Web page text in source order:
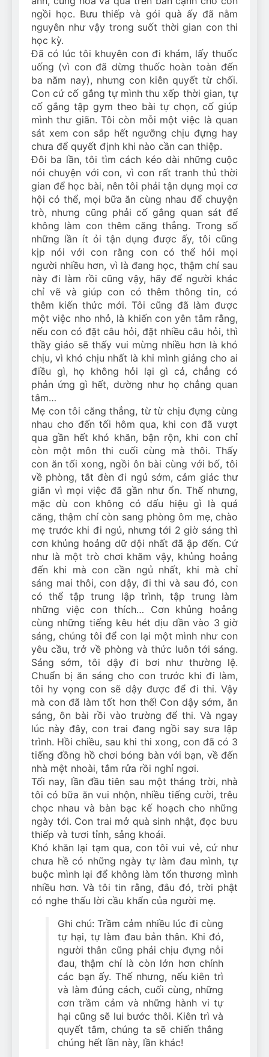
ngồi học. Bưu thiếp và gói quà ấy đã nằm
nguyên như vậy trong suốt thời gian con thi
học kỳ.
Đã có lúc tôi khuyên con đi khám, lấy thuốc
uống (vì con đã dừng thuốc hoàn toàn đến
ba năm nay), nhưng con kiên quyết từ chối.
Con cứ cố gắng tự mình thu xếp thời gian, tự
cố gắng tập gym theo bài tự chọn, cố giúp
mình thư giãn. Tôi còn mỗi một việc là quan
sát xem con sắp hết ngưỡng chịu đựng hay
chưa để quyết định khi nào cần can thiệp.
Đôi ba lần, tôi tìm cách kéo dài những cuộc
nói chuyện với con, vì con rất tranh thủ thời
gian để học bài, nên tôi phải tận dụng mọi cơ
hội có thể, mọi bữa ăn cùng nhau để chuyện
trò, nhưng cũng phải cố gắng quan sát để
không làm con thêm căng thẳng. Trong số
những lần ít ỏi tận dụng được ấy, tôi cũng
kịp nói với con rằng con có thể hỏi mọi
người nhiều hơn, vì là đang học, thậm chí sau
này đi làm rồi cũng vậy, hãy để người khác
chỉ vẽ và giúp con có thêm thông tin, có
thêm kiến thức mới. Tôi cũng đã làm được
một việc nho nhỏ, là khiến con yên tâm rằng,
nếu con có đặt câu hỏi, đặt nhiều câu hỏi, thì
thầy giáo sẽ thấy vui mừng nhiều hơn là khó
chịu, vì khó chịu nhất là khi mình giảng cho ai
điều gì, họ không hỏi lại gì cả, chẳng có
phản ứng gì hết, dường như họ chẳng quan
tâm…
Mẹ con tôi căng thẳng, từ từ chịu đựng cùng
nhau cho đến tối hôm qua, khi con đã vượt
qua gần hết khó khăn, bận rộn, khi con chỉ
còn một môn thi cuối cùng mà thôi. Thấy
con ăn tối xong, ngồi ôn bài cùng với bố, tôi
về phòng, tắt đèn đi ngủ sớm, cảm giác thư
giãn vì mọi việc đã gần như ổn. Thế nhưng,
mặc dù con không có dấu hiệu gì là quá
căng, thậm chí còn sang phòng ôm mẹ, chào
mẹ trước khi đi ngủ, nhưng tới 2 giờ sáng thì
cơn khủng hoảng dữ dội nhất đã ập đến. Cứ
như là một trò chơi khăm vậy, khủng hoảng
đến khi mà con cần ngủ nhất, khi mà chỉ
sáng mai thôi, con dậy, đi thi và sau đó, con
có thể tập trung lập trình, tập trung làm
những việc con thích… Cơn khủng hoảng
cùng những tiếng kêu hét dịu dần vào 3 giờ
sáng, chúng tôi để con lại một mình như con
yêu cầu, trở về phòng và thức luôn tới sáng.
Sáng sớm, tôi dậy đi bơi như thường lệ.
Chuẩn bị ăn sáng cho con trước khi đi làm,
tôi hy vọng con sẽ dậy được để đi thi. Vậy
mà con đã làm tốt hơn thế! Con dậy sớm, ăn
sáng, ôn bài rồi vào trường để thi. Và ngay
lúc này đây, con trai đang ngồi say sưa lập
trình. Hồi chiều, sau khi thi xong, con đã có 3
tiếng đồng hồ chơi bóng bàn với bạn, về đến
nhà mệt nhoài, tắm rửa rồi nghỉ ngơi.
Tối nay, lần đầu tiên sau một tháng trời, nhà
tôi có bữa ăn vui nhộn, nhiều tiếng cười, trêu
chọc nhau và bàn bạc kế hoạch cho những
ngày tới. Con trai mở quà sinh nhật, đọc bưu
thiếp và tươi tỉnh, sảng khoái.
Khó khăn lại tạm qua, con tôi vui vẻ, cứ như
chưa hề có những ngày tự làm đau mình, tự
buộc mình lại để không làm tổn thương mình
nhiều hơn. Và tôi tin rằng, đâu đó, trời phật
có nghe thấu lời cầu khẩn của người mẹ.
Ghi chú:Trầm cảm nhiều lúc đi cùng
tự hại, tự làm đau bản thân. Khi đó,
người thân cũng phải chịu đựng nỗi
đau, thậm chí là còn lớn hơn chính
các bạn ấy. Thế nhưng, nếu kiên trì
và làm đúng cách, cuối cùng, những
cơn trầm cảm và những hành vi tự
hại cũng sẽ lui bước thôi. Kiên trì và
quyết tâm, chúng ta sẽ chiến thắng
chúng hết lần này, lần khác!